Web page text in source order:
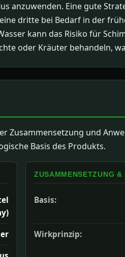
anzuwenden. Eine gute
dritte bei Bedarf in der
kann das Risiko für
oder Kräuter behandeln,
Zusammensetzung und
Basis des Produkts.
ZUSAMMENSETZUNG &
Basis:
Wirkprinzip: